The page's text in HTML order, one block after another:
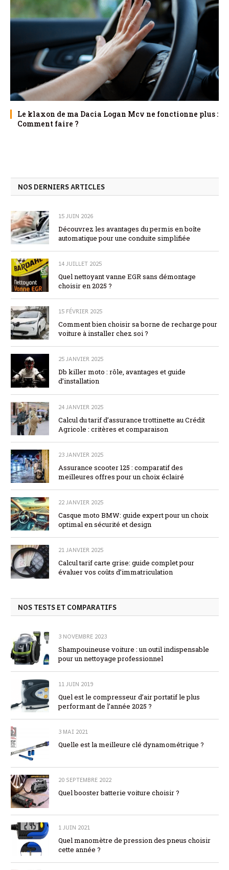
Le klaxon de ma Dacia Logan Mcv ne fonctionne plus :
Comment faire ?
NOS DERNIERS ARTICLES
15 JUIN 2026
Découvrez les avantages du permis en boîte
automatique pour une conduite simplifiée
14 JUILLET 2025
Quel nettoyant vanne EGR sans démontage
choisir en 2025 ?
15 FÉVRIER 2025
Comment bien choisir sa borne de recharge pour
voiture à installer chez soi ?
25 JANVIER 2025
Db killer moto : rôle, avantages et guide
d’installation
24 JANVIER 2025
Calcul du tarif d’assurance trottinette au Crédit
Agricole : critères et comparaison
23 JANVIER 2025
Assurance scooter 125 : comparatif des
meilleures offres pour un choix éclairé
22 JANVIER 2025
Casque moto BMW: guide expert pour un choix
optimal en sécurité et design
21 JANVIER 2025
Calcul tarif carte grise: guide complet pour
évaluer vos coûts d’immatriculation
NOS TESTS ET COMPARATIFS
3 NOVEMBRE 2023
Shampouineuse voiture : un outil indispensable
pour un nettoyage professionnel
11 JUIN 2019
Quel est le compresseur d’air portatif le plus
performant de l’année 2025 ?
3 MAI 2021
Quelle est la meilleure clé dynamométrique ?
20 SEPTEMBRE 2022
Quel booster batterie voiture choisir ?
1 JUIN 2021
Quel manomètre de pression des pneus choisir
cette année ?